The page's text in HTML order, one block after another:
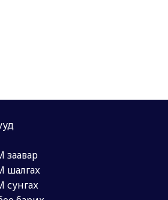
заавар
шалгах
сунгах